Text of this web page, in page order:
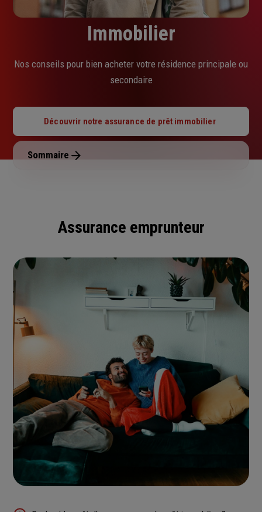
Immobilier
Nos conseils pour bien acheter votre résidence principale ou
secondaire
Découvrir notre assurance de prêt immobilier
Sommaire
Assurance emprunteur